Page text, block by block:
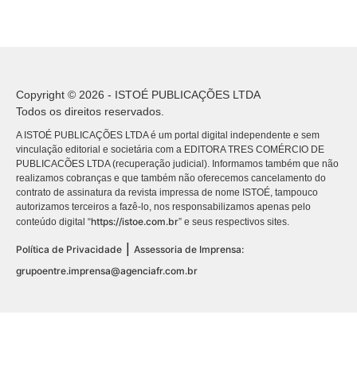
Copyright © 2026 - ISTOÉ PUBLICAÇÕES LTDA
Todos os direitos reservados.
A ISTOÉ PUBLICAÇÕES LTDA é um portal digital independente e sem
vinculação editorial e societária com a EDITORA TRES COMÉRCIO DE
PUBLICACÕES LTDA (recuperação judicial). Informamos também que não
realizamos cobranças e que também não oferecemos cancelamento do
contrato de assinatura da revista impressa de nome ISTOÉ, tampouco
autorizamos terceiros a fazê-lo, nos responsabilizamos apenas pelo
conteúdo digital “https://istoe.com.br” e seus respectivos sites.
Política de Privacidade
Assessoria de Imprensa:
grupoentre.imprensa@agenciafr.com.br